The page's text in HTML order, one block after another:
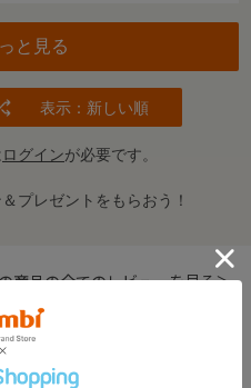
と見る
表示：新しい順
ログインが必要です。
プレゼントをもらおう！
商品の全てのレビューを見る＞